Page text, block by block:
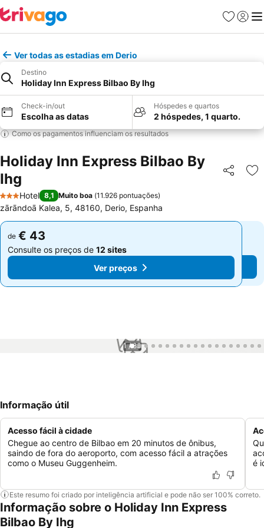
Favoritos
Iniciar
Ver todas as estadias em Derio
Destino
Holiday Inn Express Bilbao By Ihg
Check-in/out
Escolha as datas
Hóspedes e quartos
2 hóspedes, 1 quarto.
Como os pagamentos influenciam os resultados
Holiday Inn Express Bilbao By
Ihg
Partilhar
3 Estrelas
Hotel 8,1 Muito boa (11.926 pontuações)
zārāndoā Kalea, 5, 48160, Derio, Espanha
de € 43
Consulte os preços de 12 sites
Ver preços
de € 43
Consulte os preços de 12 sites
Ver preços
1 / 83
Informação útil
Acesso fácil à cidade
Chegue ao centro de Bilbao em 20 minutos de ônibus,
saindo de fora do aeroporto, com acesso fácil a atrações
como o Museu Guggenheim.
é
Este resumo foi criado por inteligência artificial e pode não ser 100% correto.
Informação sobre o Holiday Inn Express
Bilbao By Ihg